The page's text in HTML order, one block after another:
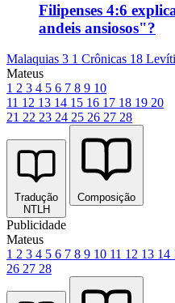
Filipenses 4:6
andeis ansiosos"?
Malaquias 3 1 Crônicas 18
Mateus
1 2 3 4 5 6 7 8 9 10
11 12 13 14 15 16 17 18 19 20
21 22 23 24 25 26 27 28
Tradução
NTLH
Composição
Publicidade
Mateus
1 2 3 4 5 6 7 8 9 10 11 12 13 14
26 27 28